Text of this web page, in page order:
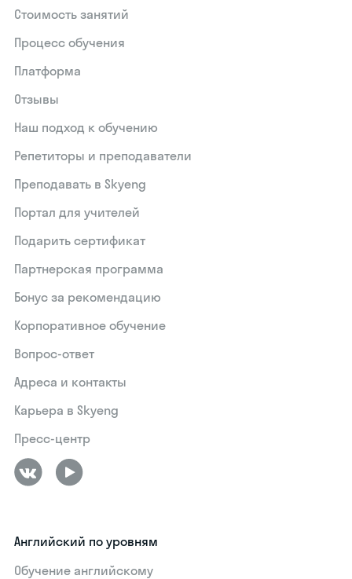
Стоимость занятий
Процесс обучения
Платформа
Отзывы
Наш подход к обучению
Репетиторы и преподаватели
Преподавать в Skyeng
Портал для учителей
Подарить сертификат
Партнерская программа
Бонус за рекомендацию
Корпоративное обучение
Вопрос-ответ
Адреса и контакты
Карьера в Skyeng
Пресс-центр
Английский по уровням
Обучение английскому